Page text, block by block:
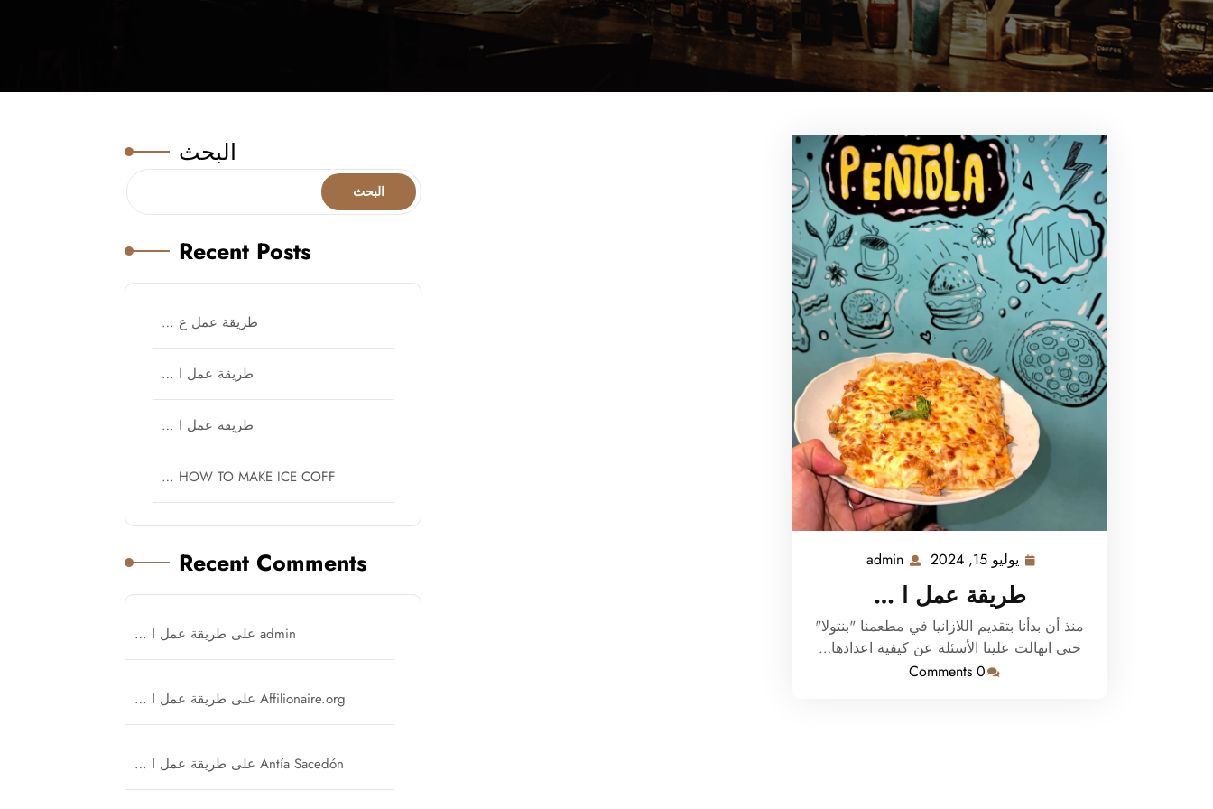
يوليو 15, 2024
يوليو
2024
admin
طريقة عمل ا …
منذ أن بدأنا بتقديم اللازانيا في مطعمنا "بنتولا"
حتى انهالت علينا الأسئلة عن كيفية اعدادها…
0 Comments
البحث
البحث
Recent Posts
طريقة عمل ع …
طريقة عمل ا …
طريقة عمل ا …
HOW TO MAKE ICE COFF …
Recent Comments
admin على طريقة عمل ا …
Affilionaire.org على طريقة عمل ا …
Antía Sacedón على طريقة عمل ا …